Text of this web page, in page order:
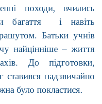
походи, вчились
багаття і навіть
Батьки учнів
найцінніше – життя
До підготовки,
ставився надзвичайно
було покластися.